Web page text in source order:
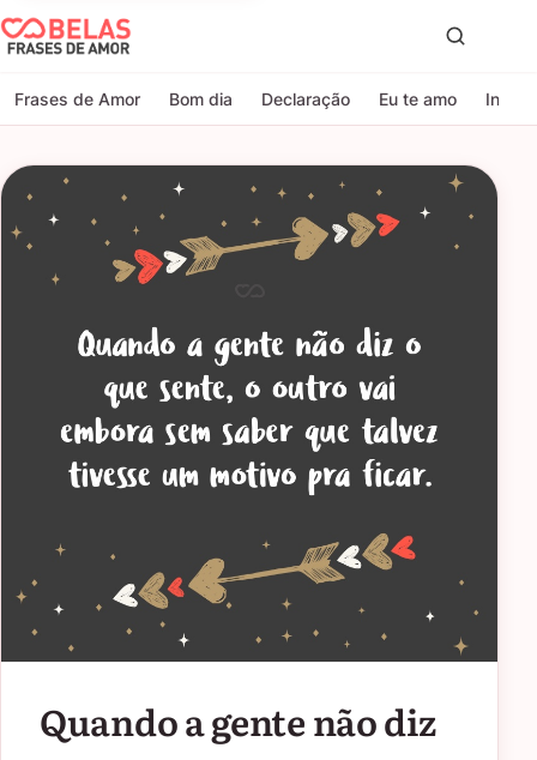
Belas Frases de Amor
Frases de Amor Bom dia Declaração Eu te amo
Quando a gente não diz